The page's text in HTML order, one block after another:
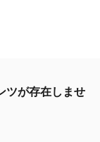
ツが存在しませ